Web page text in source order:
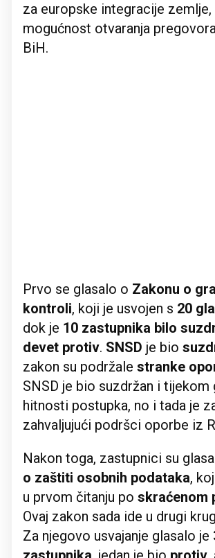
za europske integracije
mogućnost otvaranja
BiH.
Prvo se glasalo o Zakonu o
kontroli, koji je usvojen s 20
dok je 10 zastupnika bilo
devet protiv. SNSD je bio
zakon su podržale stranke
SNSD je bio suzdržan i tijekom
hitnosti postupka, no i tada je
zahvaljujući podršci oporbe iz
Nakon toga, zastupnici su
o zaštiti osobnih podataka,
u prvom čitanju po skraćenom
Ovaj zakon sada ide u drugi
Za njegovo usvajanje glasalo je